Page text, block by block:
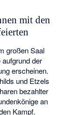
mit den
großen Saal
der
erscheinen.
und Etzels
bezahlter
an
Kampf.